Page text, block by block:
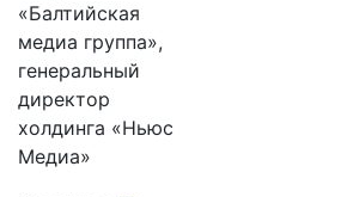
«Балтийская
медиа группа»,
генеральный
директор
холдинга «Ньюс
Медиа»